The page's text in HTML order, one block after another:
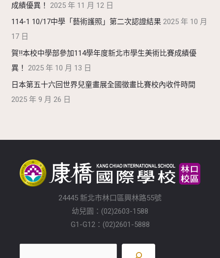
成績優異！ 2025 年 11 月 12 日
114-1 10/17中學「藝術護照」第二次認證結果 2025 年 10 月
17 日
賀!!本校中學部參加114學年度新北市學生美術比賽成績優
異！ 2025 年 10 月 13 日
日本第五十六回世界兒童畫展全國徵畫比賽校內收件時間
2025 年 9 月 26 日
24445 新北市林口區興林路55號
幼兒園：(02)2603-1588
G1-G12：(02)2601-5888